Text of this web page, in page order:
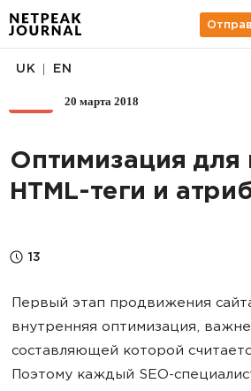
20 марта 2018
UK EN
Оптимизация для
HTML-теги и
13
Первый этап продвижения
внутренняя оптимизация,
составляющей которой
Поэтому каждый SEO-